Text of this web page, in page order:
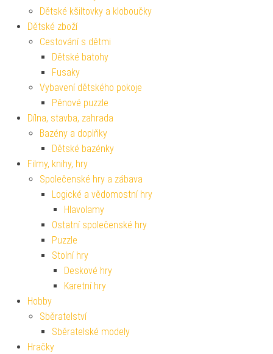
Dětské kšiltovky a kloboučky
Dětské zboží
Cestování s dětmi
Dětské batohy
Fusaky
Vybavení dětského pokoje
Pěnové puzzle
Dílna, stavba, zahrada
Bazény a doplňky
Dětské bazénky
Filmy, knihy, hry
Společenské hry a zábava
Logické a vědomostní hry
Hlavolamy
Ostatní společenské hry
Puzzle
Stolní hry
Deskové hry
Karetní hry
Hobby
Sběratelství
Sběratelské modely
Hračky